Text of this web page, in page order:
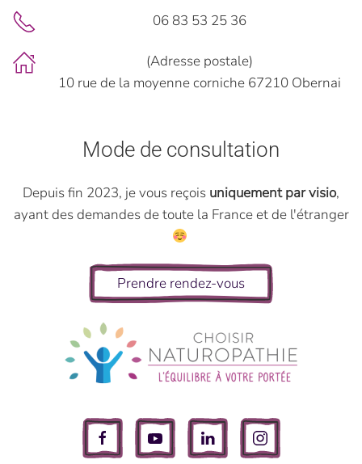
06 83 53 25 36
(Adresse postale)
10 rue de la moyenne corniche 67210 Obernai
Mode de consultation
Depuis fin 2023, je vous reçois uniquement par visio,
ayant des demandes de toute la France et de l'étranger
Prendre rendez-vous